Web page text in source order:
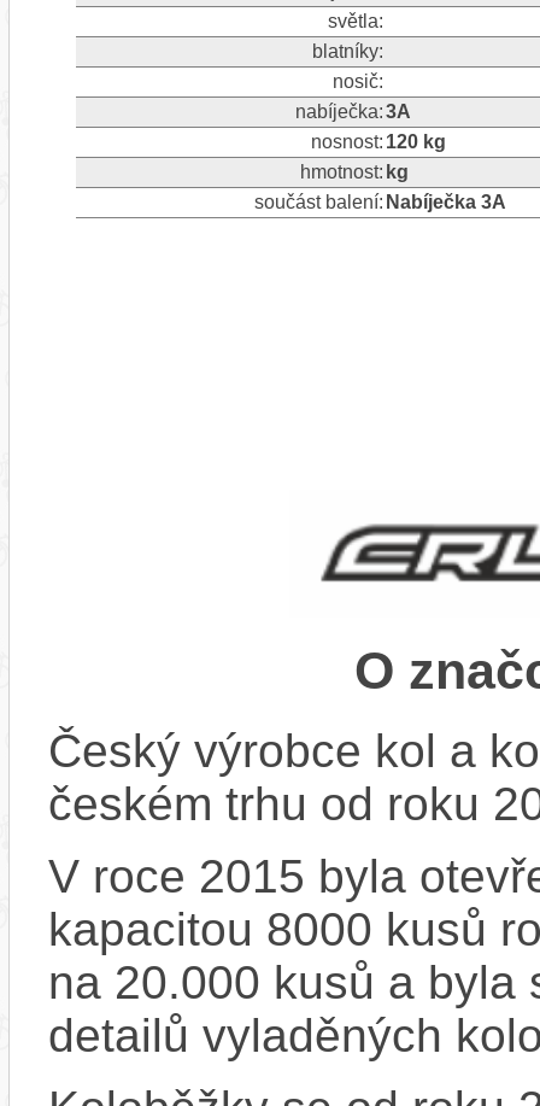
světla:
blatníky:
nosič:
nabíječka:3A
nosnost: 120 kg
hmotnost: kg
součást balení: Nabíječka 3A
O
Český výrobce kol a
českém trhu od roku
V roce 2015 byla
kapacitou 8000 kusů
na 20.000 kusů a byla
detailů vyladěných